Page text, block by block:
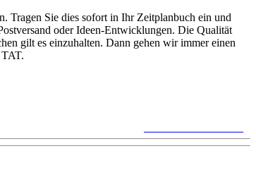
Tragen Sie dies sofort in Ihr Zeitplanbuch ein und
oder Ideen-Entwicklungen. Die Qualität
gilt es einzuhalten. Dann gehen wir immer einen